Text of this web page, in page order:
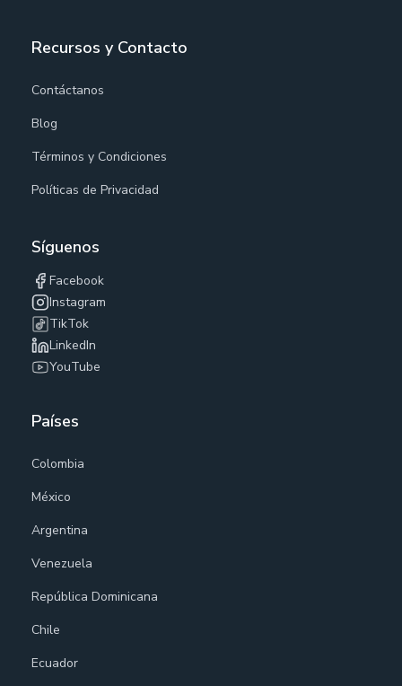
Recursos y Contacto
Contáctanos
Blog
Términos y Condiciones
Políticas de Privacidad
Síguenos
Facebook
Instagram
TikTok
LinkedIn
YouTube
Países
Colombia
México
Argentina
Venezuela
República Dominicana
Chile
Ecuador